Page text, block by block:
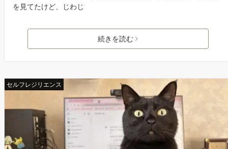
を見てたけど、じわじ
続きを読む
セルフレジリエンス